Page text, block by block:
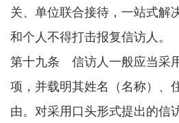
关、单位联合接待，一站式解
和个人不得打击报复信访人。
第十九条 信访人一般应当采
项，并载明其姓名（名称）、
由。对采用口头形式提出的信